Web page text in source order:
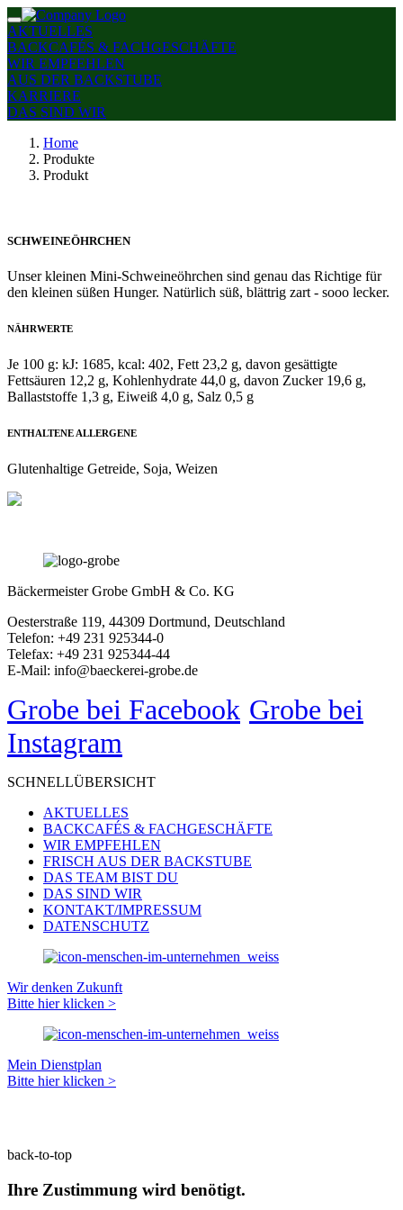
AKTUELLES
BACKCAFÉS & FACHGESCHÄFTE
WIR EMPFEHLEN
AUS DER BACKSTUBE
KARRIERE
DAS SIND WIR
Home
Produkte
Produkt
SCHWEINEÖHRCHEN
Unser kleinen Mini-Schweineöhrchen sind genau das Richtige für
den kleinen süßen Hunger. Natürlich süß, blättrig zart - sooo lecker.
NÄHRWERTE
Je 100 g: kJ: 1685, kcal: 402, Fett 23,2 g, davon gesättigte
Fettsäuren 12,2 g, Kohlenhydrate 44,0 g, davon Zucker 19,6 g,
Ballaststoffe 1,3 g, Eiweiß 4,0 g, Salz 0,5 g
ENTHALTENE ALLERGENE
Glutenhaltige Getreide, Soja, Weizen
Bäckermeister Grobe GmbH & Co. KG
Oesterstraße 119, 44309 Dortmund, Deutschland
Telefon: +49 231 925344-0
Telefax: +49 231 925344-44
E-Mail: info@baeckerei-grobe.de
Grobe bei Facebook Grobe bei
Instagram
SCHNELLÜBERSICHT
AKTUELLES
BACKCAFÉS & FACHGESCHÄFTE
WIR EMPFEHLEN
FRISCH AUS DER BACKSTUBE
DAS TEAM BIST DU
DAS SIND WIR
KONTAKT/IMPRESSUM
DATENSCHUTZ
Wir denken Zukunft
Bitte hier klicken >
Mein Dienstplan
Bitte hier klicken >
back-to-top
Ihre Zustimmung wird benötigt.